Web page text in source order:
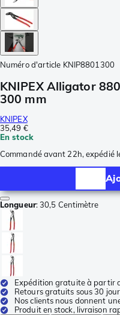
Numéro d'article KNIP8801300
KNIPEX Alligator
300 mm
KNIPEX
35,49 €
En stock
Commandé avant 22h, expédié
Longueur:30,5 Centimètre
Expédition gratuite à partir
Retours gratuits sous 30
Nos clients nous donnent
Produit en stock, livraison